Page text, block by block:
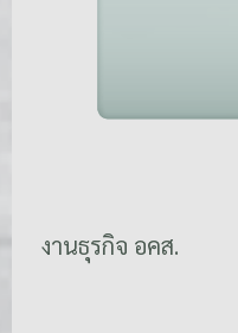
งานธุรกิจ อคส.